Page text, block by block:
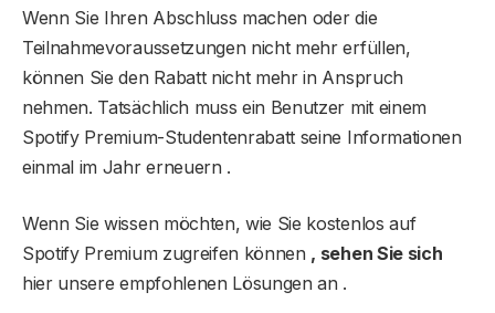
Wenn Sie Ihren Abschluss machen oder die
Teilnahmevoraussetzungen nicht mehr erfüllen,
können Sie den Rabatt nicht mehr in Anspruch
nehmen. Tatsächlich muss ein Benutzer mit einem
Spotify Premium-Studentenrabatt seine Informationen
einmal im Jahr erneuern .
Wenn Sie wissen möchten, wie Sie kostenlos auf
Spotify Premium zugreifen können , sehen Sie sich
hier unsere empfohlenen Lösungen an .